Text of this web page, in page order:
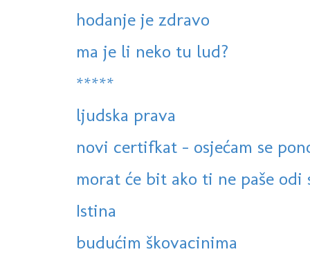
hodanje je zdravo
ma je li neko tu lud?
*****
ljudska prava
novi certifkat - osjećam se
morat će bit ako ti ne paše odi
Istina
budućim škovacinima